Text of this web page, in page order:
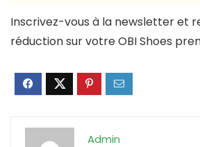
Inscrivez-vous à la newsletter et
réduction sur votre OBI Shoes
Admin